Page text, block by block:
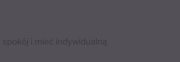
i mieć indywidualną